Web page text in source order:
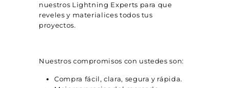
nuestros Lightning Experts para que
reveles y materialices todos tus
proyectos.
Nuestros compromisos con ustedes son:
Compra fácil, clara, segura y rápida.